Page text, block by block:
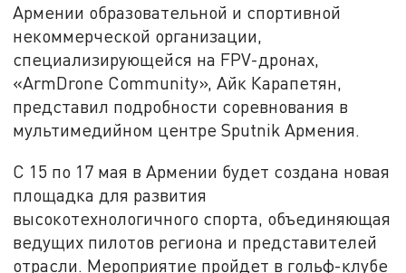
Армении образовательной и спортивной
некоммерческой организации,
специализирующейся на FPV-дронах,
«ArmDrone Community», Айк Карапетян,
представил подробности соревнования в
мультимедийном центре Sputnik Армения.
С 15 по 17 мая в Армении будет создана новая
площадка для развития
высокотехнологичного спорта, объединяющая
ведущих пилотов региона и представителей
отрасли. Мероприятие пройдет в гольф-клубе